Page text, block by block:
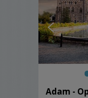
Adam -